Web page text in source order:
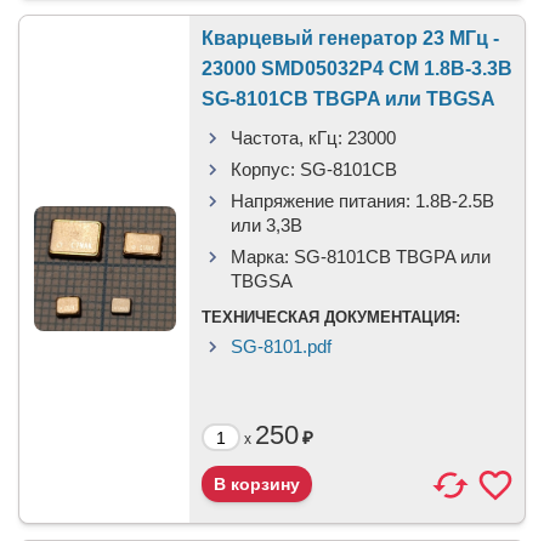
Кварцевый генератор 23 МГц -
23000 SMD05032P4 CM 1.8В-3.3В
SG-8101CB TBGPA или TBGSA
Частота, кГц: 23000
Корпус: SG-8101CB
Напряжение питания: 1.8В-2.5B
или 3,3B
Марка: SG-8101CB TBGPA или
TBGSA
ТЕХНИЧЕСКАЯ ДОКУМЕНТАЦИЯ:
SG-8101.pdf
x 250₽